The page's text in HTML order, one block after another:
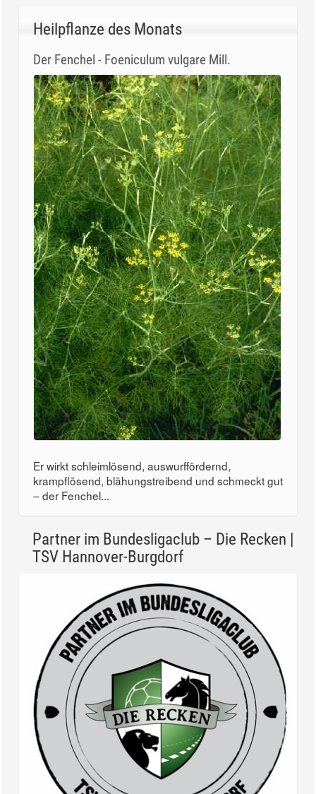
Heilpflanze des Monats
Der Fenchel - Foeniculum vulgare Mill.
Er wirkt schleimlösend, auswurffördernd,
krampflösend, blähungstreibend und schmeckt gut
– der Fenchel...
Partner im Bundesligaclub – Die Recken |
TSV Hannover-Burgdorf